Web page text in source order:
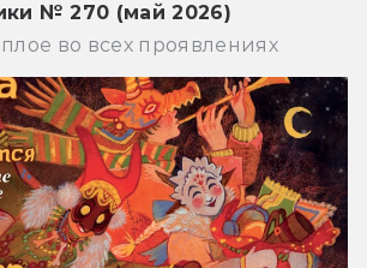
№ 270 (май 2026)
во всех проявлениях